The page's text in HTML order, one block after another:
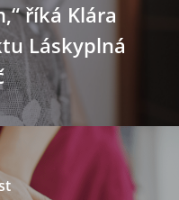
říká Klára
Láskyplná